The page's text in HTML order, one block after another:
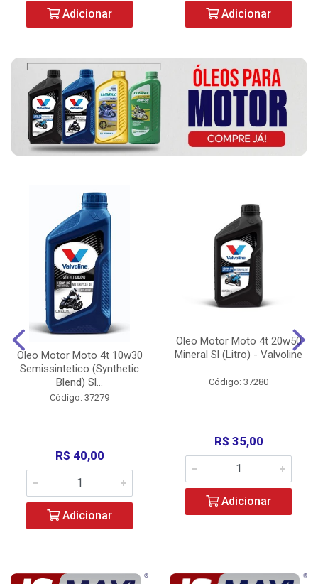
Adicionar Adicionar
Oleo Motor Moto 4t 10w30
Semissintetico (Synthetic
Blend) Sl...
Código: 37279
R$ 40,00
Adicionar
Oleo Motor Moto 4t 20w50
Mineral Sl (Litro) - Valvoline
Código: 37280
R$ 35,00
Adicionar